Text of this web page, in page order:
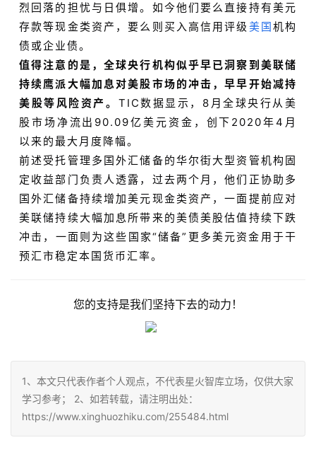
烈回落的担忧与日俱增。如今他们要么直接持有美元
存款等现金类资产，要么则买入高信用评级 美国 机构
债或企业债。
值得注意的是，全球央行机构似乎早已洞察到美联储
持续鹰派大幅加息对美股市场的冲击，早早开始减持
美股等风险资产。 TIC数据显示，8月全球央行从美
股市场净流出90.09亿美元资金，创下2020年4月
以来的最大月度降幅。
前述受托管理多国外汇储备的华尔街大型资管机构固
定收益部门负责人透露，过去两个月，他们正协助多
国外汇储备持续增加美元现金类资产，一面提前应对
美联储持续大幅加息所带来的美债美股估值持续下跌
冲击，一面则为这些国家“储备”更多美元资金用于干
预汇市稳定本国货币汇率。
您的支持是我们坚持下去的动力！
1、本文只代表作者个人观点，不代表星火智库立场，仅供大家
学习参考； 2、如若转载，请注明出处：
https://www.xinghuozhiku.com/255484.html